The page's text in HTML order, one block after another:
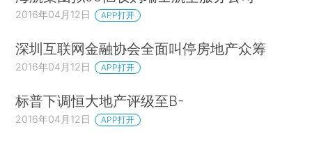
2016年04月12日 APP打开
深圳互联网金融协会全面叫停房地产众筹
2016年04月12日 APP打开
标普下调恒大地产评级至B-
2016年04月12日 APP打开